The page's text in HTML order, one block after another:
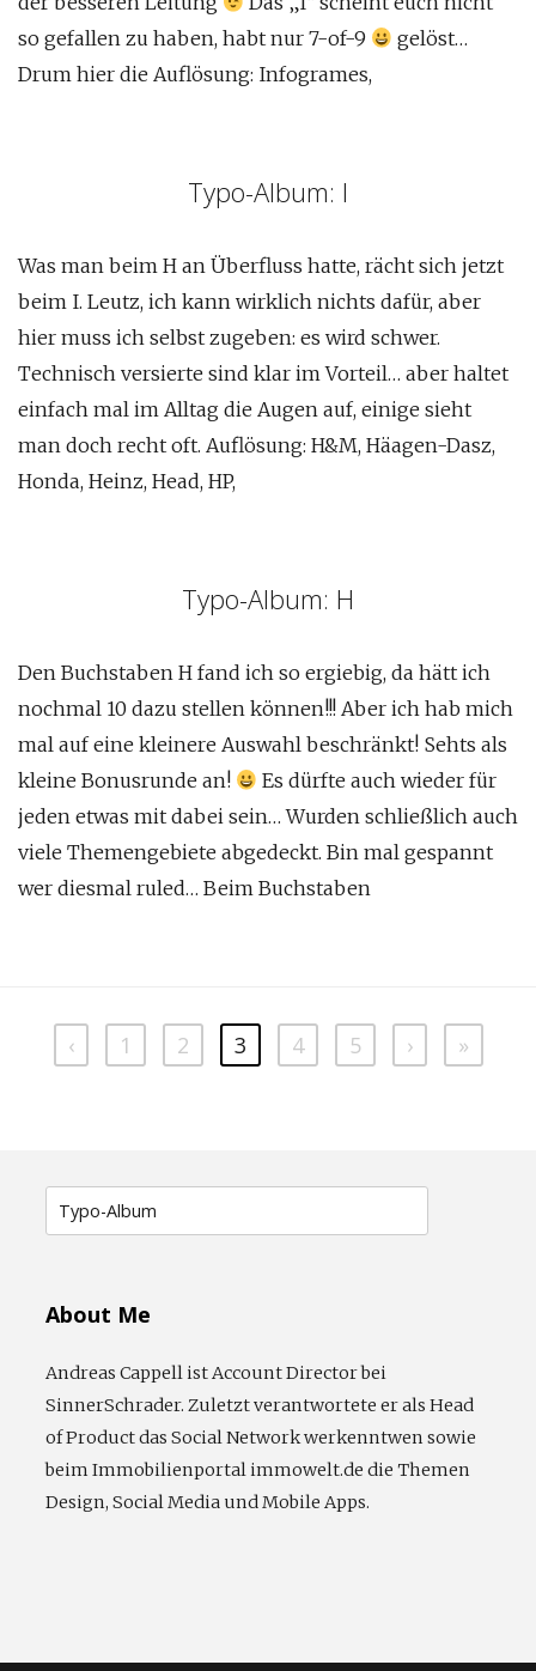
so gefallen zu haben, habt nur 7-of-9
gelöst…
Drum hier die Auflösung: Infogrames,
Typo-Album: I
Was man beim H an Überfluss hatte, rächt sich jetzt
beim I. Leutz, ich kann wirklich nichts dafür, aber
hier muss ich selbst zugeben: es wird schwer.
Technisch versierte sind klar im Vorteil… aber haltet
einfach mal im Alltag die Augen auf, einige sieht
man doch recht oft. Auflösung: H&M, Häagen-Dasz,
Honda, Heinz, Head, HP,
Typo-Album: H
Den Buchstaben H fand ich so ergiebig, da hätt ich
nochmal 10 dazu stellen können!!! Aber ich hab mich
mal auf eine kleinere Auswahl beschränkt! Sehts als
kleine Bonusrunde an!
Es dürfte auch wieder für
jeden etwas mit dabei sein… Wurden schließlich auch
viele Themengebiete abgedeckt. Bin mal gespannt
wer diesmal ruled… Beim Buchstaben
‹ 1 2 3 4 5 › »
Suche
nach:
About Me
Andreas Cappell ist Account Director bei
SinnerSchrader. Zuletzt verantwortete er als Head
of Product das Social Network werkenntwen sowie
beim Immobilienportal immowelt.de die Themen
Design, Social Media und Mobile Apps.